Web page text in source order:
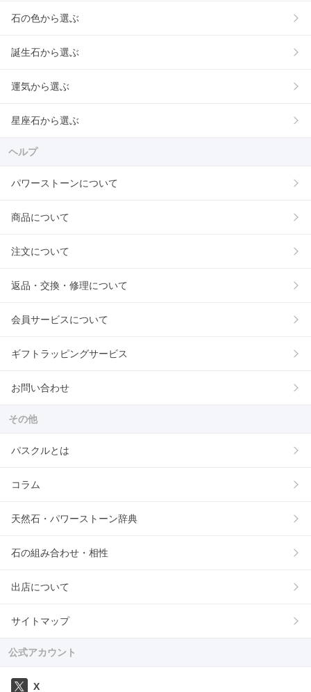
石の色から選ぶ
誕生石から選ぶ
運気から選ぶ
星座石から選ぶ
ヘルプ
パワーストーンについて
商品について
注文について
返品・交換・修理について
会員サービスについて
ギフトラッピングサービス
お問い合わせ
その他
パスクルとは
コラム
天然石・パワーストーン辞典
石の組み合わせ・相性
出店について
サイトマップ
公式アカウント
X